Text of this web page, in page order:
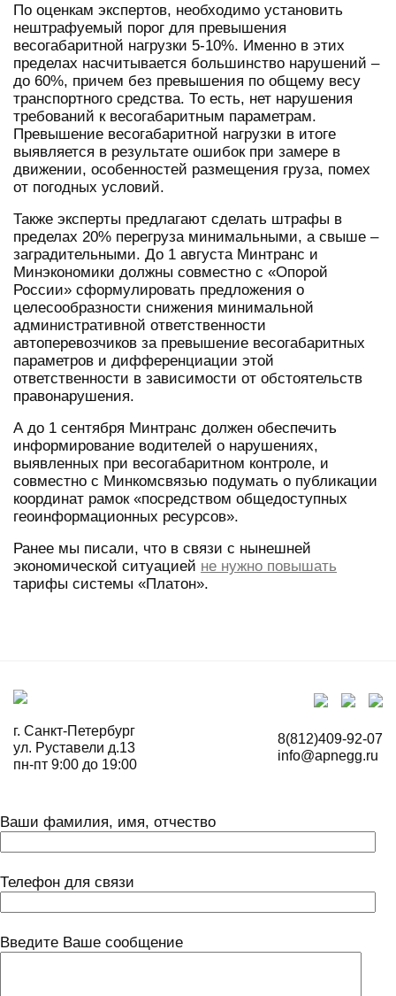
По оценкам экспертов, необходимо установить
нештрафуемый порог для превышения
весогабаритной нагрузки 5-10%. Именно в этих
пределах насчитывается большинство нарушений –
до 60%, причем без превышения по общему весу
транспортного средства. То есть, нет нарушения
требований к весогабаритным параметрам.
Превышение весогабаритной нагрузки в итоге
выявляется в результате ошибок при замере в
движении, особенностей размещения груза, помех
от погодных условий.
Также эксперты предлагают сделать штрафы в
пределах 20% перегруза минимальными, а свыше –
заградительными. До 1 августа Минтранс и
Минэкономики должны совместно с «Опорой
России» сформулировать предложения о
целесообразности снижения минимальной
административной ответственности
автоперевозчиков за превышение весогабаритных
параметров и дифференциации этой
ответственности в зависимости от обстоятельств
правонарушения.
А до 1 сентября Минтранс должен обеспечить
информирование водителей о нарушениях,
выявленных при весогабаритном контроле, и
совместно с Минкомсвязью подумать о публикации
координат рамок «посредством общедоступных
геоинформационных ресурсов».
Ранее мы писали, что в связи с нынешней
экономической ситуацией не нужно повышать
тарифы системы «Платон».
г. Санкт-Петербург
ул. Руставели д.13
пн-пт 9:00 до 19:00
8(812)409-92-07
info@apnegg.ru
Ваши фамилия, имя, отчество
Телефон для связи
Введите Ваше сообщение